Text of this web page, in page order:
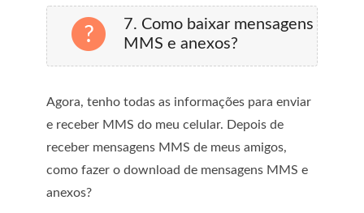
7. Como baixar mensagens
MMS e anexos?
Agora, tenho todas as informações para enviar
e receber MMS do meu celular. Depois de
receber mensagens MMS de meus amigos,
como fazer o download de mensagens MMS e
anexos?